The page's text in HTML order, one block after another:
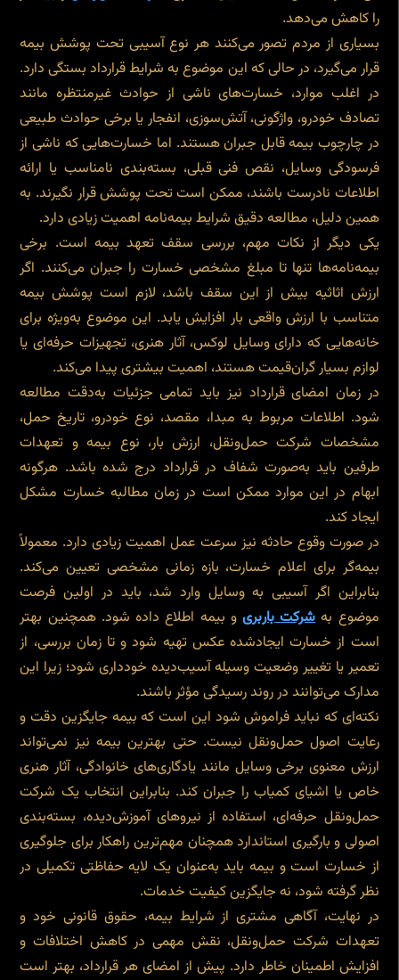
را کاهش می‌دهد.
بسیاری از مردم تصور می‌کنند هر نوع آسیبی تحت پوشش بیمه
قرار می‌گیرد، در حالی که این موضوع به شرایط قرارداد بستگی دارد.
در اغلب موارد، خسارت‌های ناشی از حوادث غیرمنتظره مانند
تصادف خودرو، واژگونی، آتش‌سوزی، انفجار یا برخی حوادث طبیعی
در چارچوب بیمه قابل جبران هستند. اما خسارت‌هایی که ناشی از
فرسودگی وسایل، نقص فنی قبلی، بسته‌بندی نامناسب یا ارائه
اطلاعات نادرست باشند، ممکن است تحت پوشش قرار نگیرند. به
همین دلیل، مطالعه دقیق شرایط بیمه‌نامه اهمیت زیادی دارد.
یکی دیگر از نکات مهم، بررسی سقف تعهد بیمه است. برخی
بیمه‌نامه‌ها تنها تا مبلغ مشخصی خسارت را جبران می‌کنند. اگر
ارزش اثاثیه بیش از این سقف باشد، لازم است پوشش بیمه
متناسب با ارزش واقعی بار افزایش یابد. این موضوع به‌ویژه برای
خانه‌هایی که دارای وسایل لوکس، آثار هنری، تجهیزات حرفه‌ای یا
لوازم بسیار گران‌قیمت هستند، اهمیت بیشتری پیدا می‌کند.
در زمان امضای قرارداد نیز باید تمامی جزئیات به‌دقت مطالعه
شود. اطلاعات مربوط به مبدا، مقصد، نوع خودرو، تاریخ حمل،
مشخصات شرکت حمل‌ونقل، ارزش بار، نوع بیمه و تعهدات
طرفین باید به‌صورت شفاف در قرارداد درج شده باشد. هرگونه
ابهام در این موارد ممکن است در زمان مطالبه خسارت مشکل
ایجاد کند.
در صورت وقوع حادثه نیز سرعت عمل اهمیت زیادی دارد. معمولاً
بیمه‌گر برای اعلام خسارت، بازه زمانی مشخصی تعیین می‌کند.
بنابراین اگر آسیبی به وسایل وارد شد، باید در اولین فرصت
موضوع بهشرکت باربری و بیمه اطلاع داده شود. همچنین بهتر
است از خسارت ایجادشده عکس تهیه شود و تا زمان بررسی، از
تعمیر یا تغییر وضعیت وسیله آسیب‌دیده خودداری شود؛ زیرا این
مدارک می‌توانند در روند رسیدگی مؤثر باشند.
نکته‌ای که نباید فراموش شود این است که بیمه جایگزین دقت و
رعایت اصول حمل‌ونقل نیست. حتی بهترین بیمه نیز نمی‌تواند
ارزش معنوی برخی وسایل مانند یادگاری‌های خانوادگی، آثار هنری
خاص یا اشیای کمیاب را جبران کند. بنابراین انتخاب یک شرکت
حمل‌ونقل حرفه‌ای، استفاده از نیروهای آموزش‌دیده، بسته‌بندی
اصولی و بارگیری استاندارد همچنان مهم‌ترین راهکار برای جلوگیری
از خسارت است و بیمه باید به‌عنوان یک لایه حفاظتی تکمیلی در
نظر گرفته شود، نه جایگزین کیفیت خدمات.
در نهایت، آگاهی مشتری از شرایط بیمه، حقوق قانونی خود و
تعهدات شرکت حمل‌ونقل، نقش مهمی در کاهش اختلافات و
افزایش اطمینان خاطر دارد. پیش از امضای هر قرارداد، بهتر است